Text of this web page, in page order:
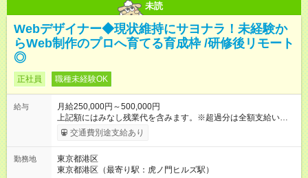
未読
Webデザイナー◆現状維持にサヨナラ！未経験か
らWeb制作のプロへ育てる育成枠 /研修後リモート
◎
正社員 職種未経験OK
給与
月給250,000円～500,000円
上記額にはみなし残業代を含みます。※超過分は全額支給いたし
ます。 みなし残業代 21,675円／月 みなし残業時間 12時間／月 -
------------------------------------------------------- ≪経験者の方は以下と
万円～＋業績賞与＋交通費＋各種手当 ※固定残業代（30時間/6
万6，610円分）を含む。超過分は追加支給いたします 能力やス
交通費別途支給あり
勤務地
東京都港区
東京都港区（最寄り駅：虎ノ門ヒルズ駅）